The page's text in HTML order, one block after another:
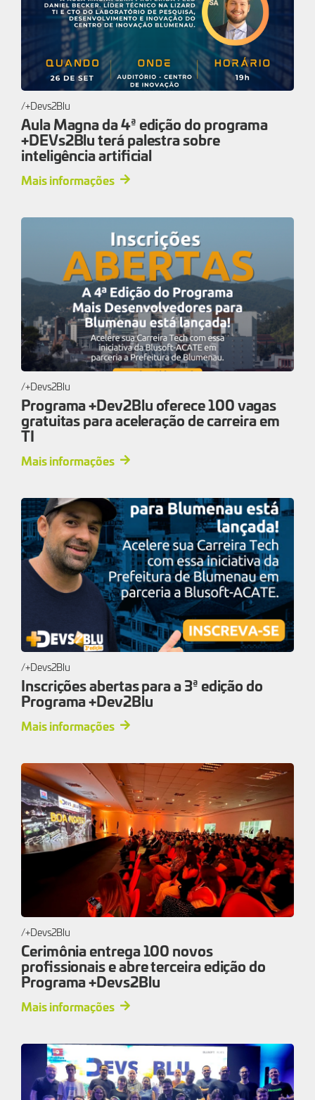
+Devs2Blu
Aula Magna da 4ª edição do programa
+DEVs2Blu terá palestra sobre
inteligência artificial
Mais informações
+Devs2Blu
Programa +Dev2Blu oferece 100 vagas
gratuitas para aceleração de carreira em
TI
Mais informações
+Devs2Blu
Inscrições abertas para a 3ª edição do
Programa +Dev2Blu
Mais informações
+Devs2Blu
Cerimônia entrega 100 novos
profissionais e abre terceira edição do
Programa +Devs2Blu
Mais informações